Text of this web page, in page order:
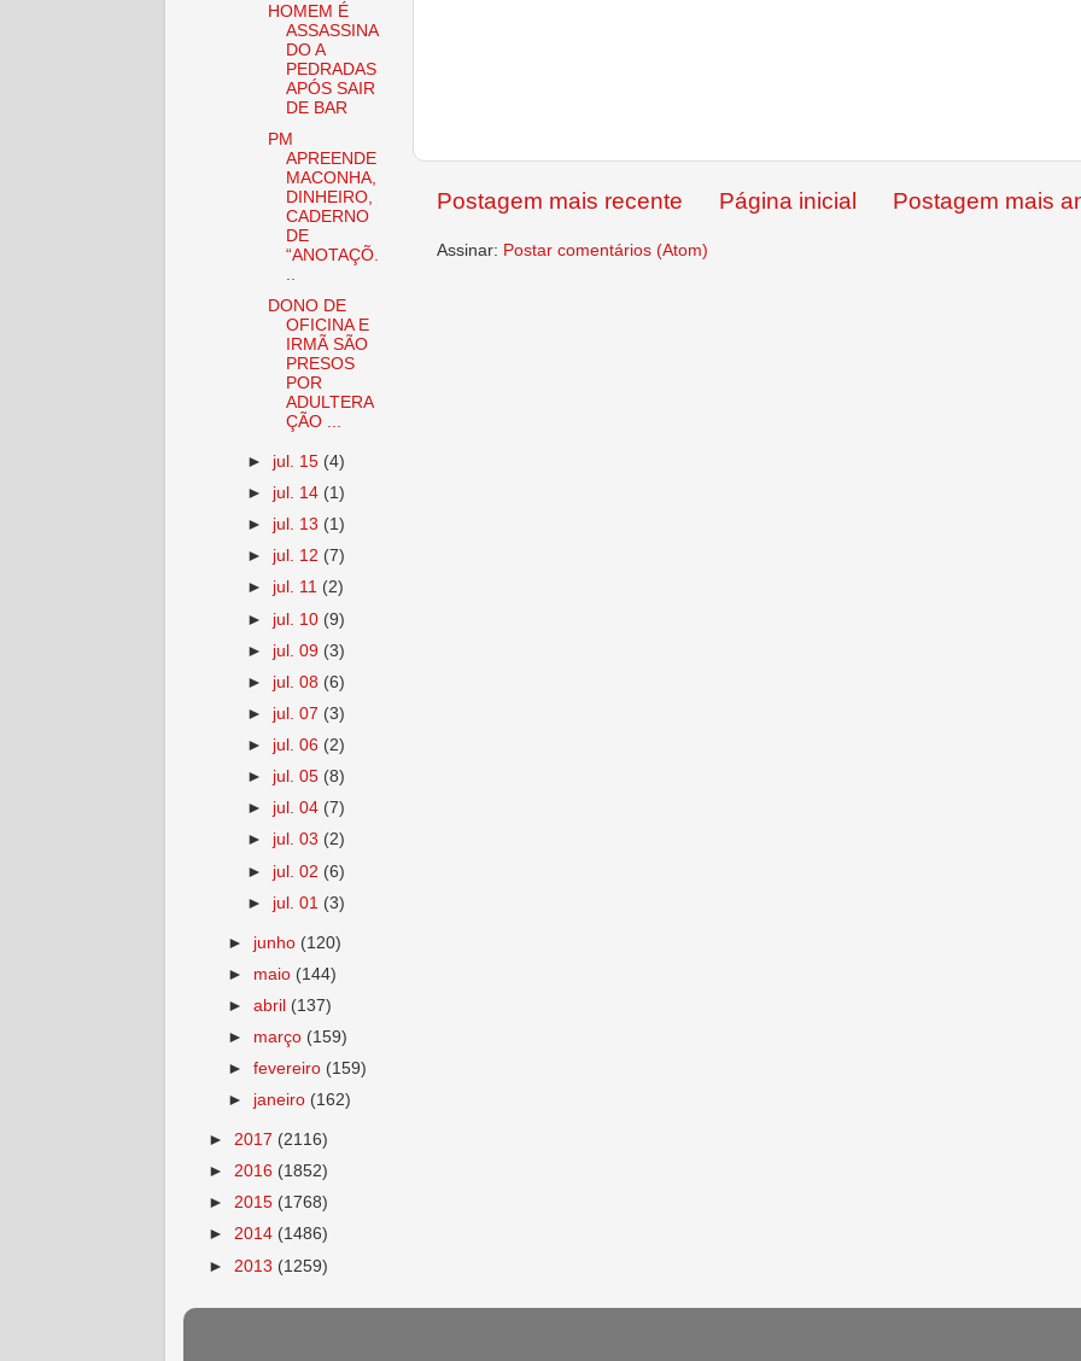
Postagem mais recente Postagem mais
Página inicial
Assinar: Postar comentários (Atom)
HOMEM É
ASSASSINA
DO A
PEDRADAS
APÓS SAIR
DE BAR
PM
APREENDE
MACONHA,
DINHEIRO,
CADERNO
DE
“ANOTAÇÕ.
DONO DE
OFICINA E
IRMÃ SÃO
PRESOS
POR
ADULTERA
ÇÃO ...
► jul. 15 (4)
► jul. 14 (1)
► jul. 13 (1)
► jul. 12 (7)
► jul. 11 (2)
► jul. 10 (9)
► jul. 09 (3)
► jul. 08 (6)
► jul. 07 (3)
► jul. 06 (2)
► jul. 05 (8)
► jul. 04 (7)
► jul. 03 (2)
► jul. 02 (6)
► jul. 01 (3)
► junho (120)
► maio (144)
►abril (137)
► março (159)
►fevereiro (159)
► janeiro (162)
► 2017 (2116)
► 2016 (1852)
► 2015 (1768)
► 2014 (1486)
► 2013 (1259)